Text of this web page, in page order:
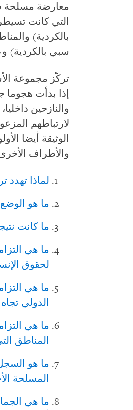
معارضة مسلحة
التي كانت تسيطر
بالكردية)
سبي بالكردية)
تركّز مجموعة
إذا بدأت هجوما
والنازحين
لارتباطهم
الوثيقة أيضا
والأطراف
لماذا
ما هو
ما كانت
ما هي
لحقوق
ما هي
الدولي
ما هي
المناطق
ما هو
المسلحة
ما هي